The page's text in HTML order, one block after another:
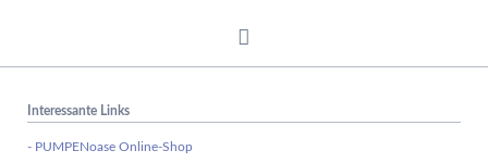
Interessante Links
- PUMPENoase Online-Shop